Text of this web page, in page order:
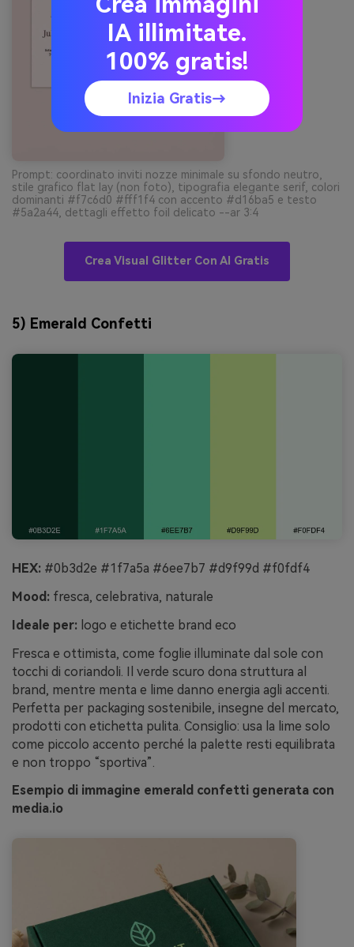
Prompt: coordinato inviti nozze minimale su sfondo neutro,
stile grafico flat lay (non foto), tipografia elegante serif, colori
dominanti #f7c6d0 #fff1f4 con accento #d16ba5 e testo
#5a2a44, dettagli effetto foil delicato --ar 3:4
Crea Visual Glitter Con AI Gratis
5) Emerald Confetti
HEX: #0b3d2e #1f7a5a #6ee7b7 #d9f99d #f0fdf4
Mood: fresca, celebrativa, naturale
Ideale per: logo e etichette brand eco
Fresca e ottimista, come foglie illuminate dal sole con
tocchi di coriandoli. Il verde scuro dona struttura al
brand, mentre menta e lime danno energia agli accenti.
Perfetta per packaging sostenibile, insegne del mercato,
prodotti con etichetta pulita. Consiglio: usa la lime solo
come piccolo accento perché la palette resti equilibrata
e non troppo “sportiva”.
Esempio di immagine emerald confetti generata con
media.io
IA illimitate.
100% gratis!
Inizia Gratis→